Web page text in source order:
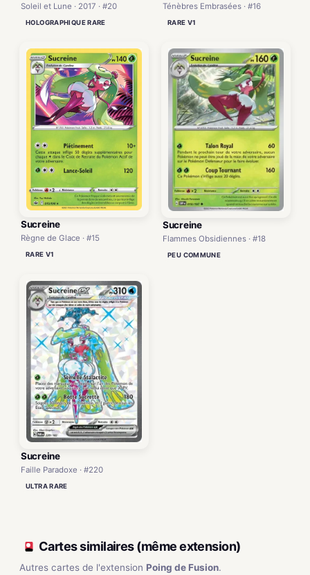
Soleil et Lune · 2017 · #20
HOLOGRAPHIQUE RARE
Ténèbres Embrasées · #16
RARE V1
Sucreine
Règne de Glace · #15
RARE V1
Sucreine
Flammes Obsidiennes · #18
PEU COMMUNE
Sucreine
Faille Paradoxe · #220
ULTRA RARE
Cartes similaires (même extension)
Autres cartes de l'extension Poing de Fusion.